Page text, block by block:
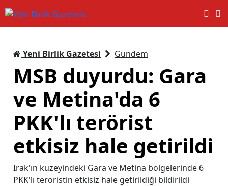
Yeni Birlik Gazetesi Gündem
MSB duyurdu: Gara
ve Metina'da 6
PKK'lı terörist
etkisiz hale getirildi
Irak'ın kuzeyindeki Gara ve Metina bölgelerinde 6
PKK'lı teröristin etkisiz hale getirildiği bildirildi